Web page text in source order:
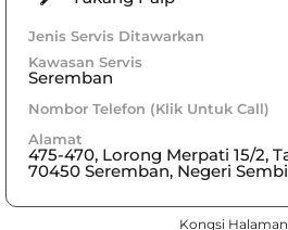
Jenis Servis Ditawarkan
Kawasan Servis
Seremban
Nombor Telefon (Klik Untuk Call)
Alamat
475-470, Lorong Merpati 15/2,
70450 Seremban, Negeri
Kongsi